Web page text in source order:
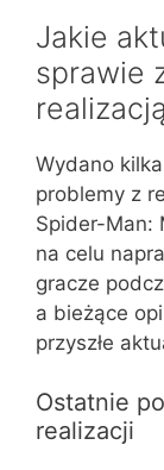
Jakie
sprawie
Wydano
problemy z
Spider-Man:
na celu
gracze
a bieżące
przyszłe
Ostatnie
realizacji